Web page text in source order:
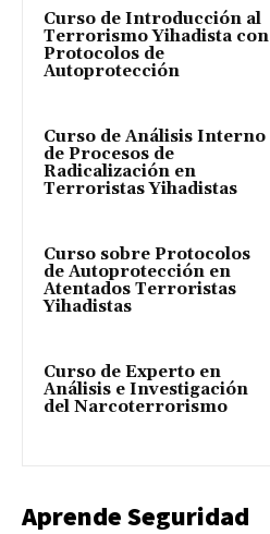
Curso de Introducción al
Terrorismo Yihadista con
Protocolos de
Autoprotección
Curso de Análisis Interno
de Procesos de
Radicalización en
Terroristas Yihadistas
Curso sobre Protocolos
de Autoprotección en
Atentados Terroristas
Yihadistas
Curso de Experto en
Análisis e Investigación
del Narcoterrorismo
Aprende Seguridad